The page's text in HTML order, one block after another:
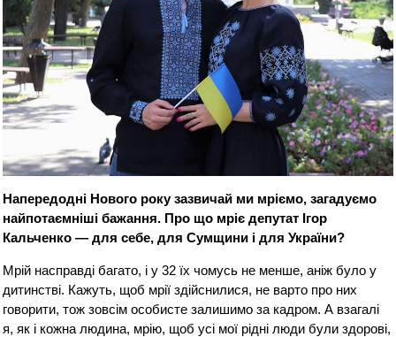
Напередодні Нового року зазвичай ми мріємо, загадуємо
найпотаємніші бажання. Про що мріє депутат Ігор
Кальченко — для себе, для Сумщини і для України?
Мрій насправді багато, і у 32 їх чомусь не менше, аніж було у
дитинстві. Кажуть, щоб мрії здійснилися, не варто про них
говорити, тож зовсім особисте залишимо за кадром. А взагалі
я, як і кожна людина, мрію, щоб усі мої рідні люди були здорові,